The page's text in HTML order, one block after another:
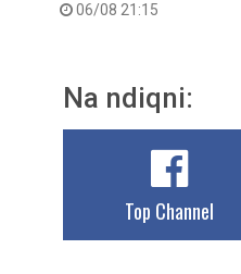
06/08 21:15
Na ndiqni:
Top Channel